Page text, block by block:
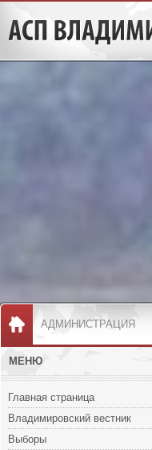
АДМИНИСТРАЦИЯ
МЕНЮ
Главная страница
Владимировский вестник
Выборы